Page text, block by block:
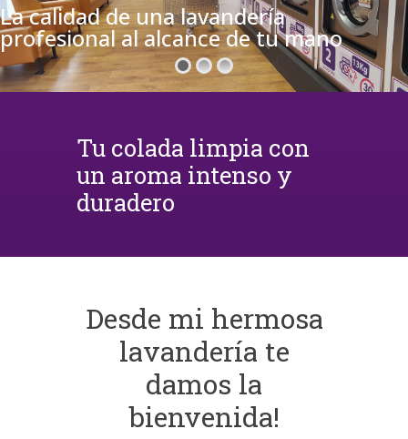
La calidad de una lavandería
profesional al alcance de tu mano
Tu colada limpia con
un aroma intenso y
duradero
Desde mi hermosa
lavandería te
damos la
bienvenida!